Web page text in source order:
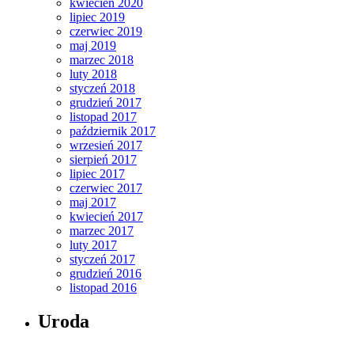
kwiecień 2020
lipiec 2019
czerwiec 2019
maj 2019
marzec 2018
luty 2018
styczeń 2018
grudzień 2017
listopad 2017
październik 2017
wrzesień 2017
sierpień 2017
lipiec 2017
czerwiec 2017
maj 2017
kwiecień 2017
marzec 2017
luty 2017
styczeń 2017
grudzień 2016
listopad 2016
Uroda